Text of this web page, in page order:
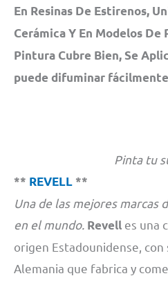
En Resinas De Estirenos,
Cerámica Y En Modelos De
Pintura Cubre Bien, Se
puede difuminar
Pinta tu
** REVELL **
Una de las mejores marcas
en el mundo. Revell es una
origen Estadounidense, con
Alemania que fabrica y